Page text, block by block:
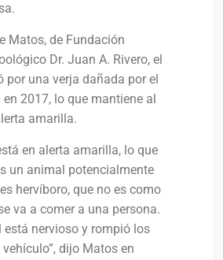
Matos, de Fundación
Dr. Juan A. Rivero, el
por una verja dañada por el
2017, lo que mantiene al
amarilla.
en alerta amarilla, lo que
un animal potencialmente
hervíboro, que no es como
va a comer a una persona.
está nervioso y rompió los
dijo Matos en